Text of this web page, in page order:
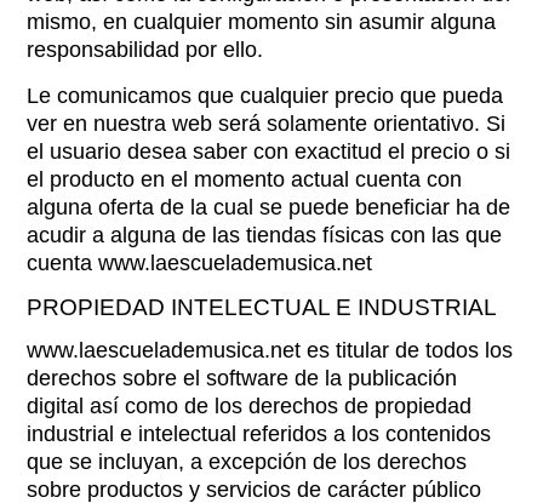
mismo, en cualquier momento sin asumir alguna
responsabilidad por ello.
Le comunicamos que cualquier precio que pueda
ver en nuestra web será solamente orientativo. Si
el usuario desea saber con exactitud el precio o si
el producto en el momento actual cuenta con
alguna oferta de la cual se puede beneficiar ha de
acudir a alguna de las tiendas físicas con las que
cuenta www.laescuelademusica.net
PROPIEDAD INTELECTUAL E INDUSTRIAL
www.laescuelademusica.net es titular de todos los
derechos sobre el software de la publicación
digital así como de los derechos de propiedad
industrial e intelectual referidos a los contenidos
que se incluyan, a excepción de los derechos
sobre productos y servicios de carácter público